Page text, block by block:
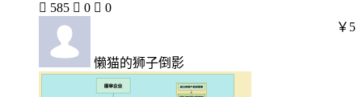
 585  0  0
懒猫的狮子倒影
￥5